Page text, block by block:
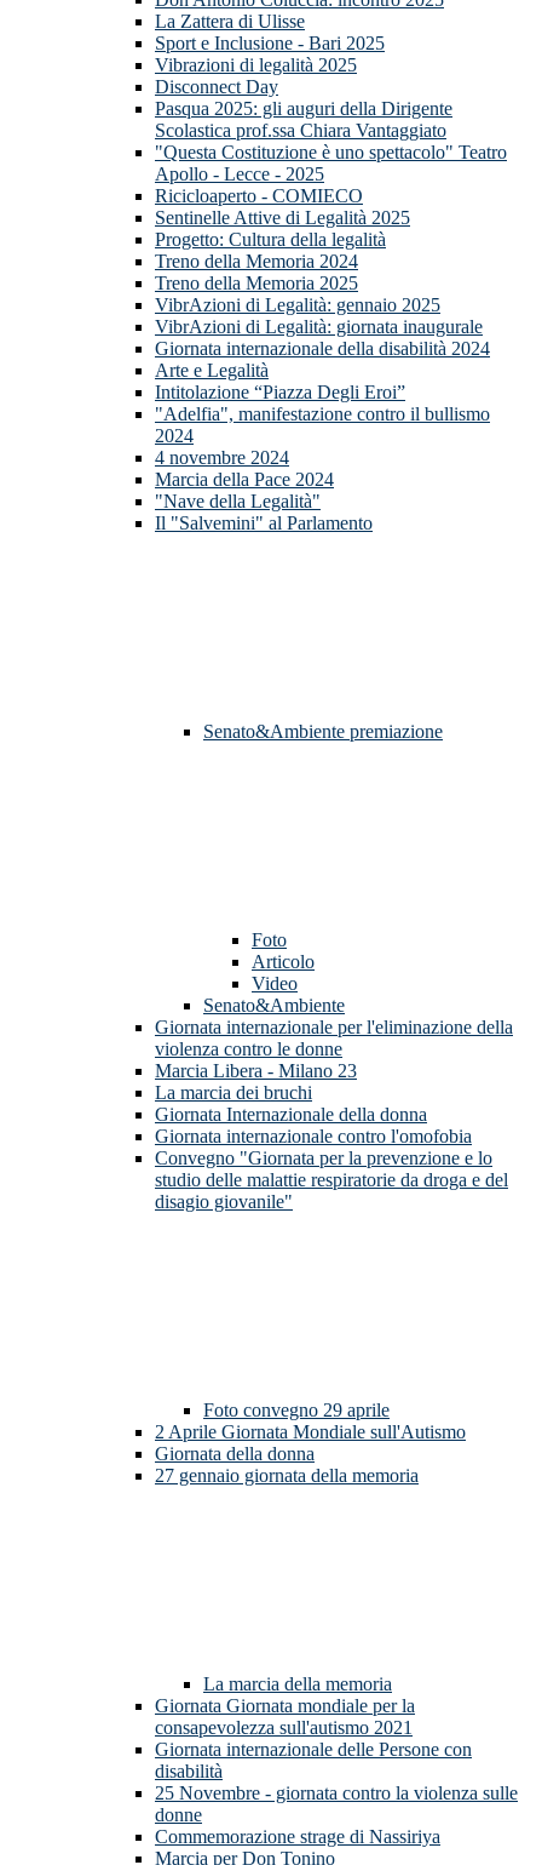
La Zattera di Ulisse
Sport e Inclusione - Bari 2025
Vibrazioni di legalità 2025
Disconnect Day
Pasqua 2025: gli auguri della Dirigente
Scolastica prof.ssa Chiara Vantaggiato
"Questa Costituzione è uno spettacolo" Teatro
Apollo - Lecce - 2025
Ricicloaperto - COMIECO
Sentinelle Attive di Legalità 2025
Progetto: Cultura della legalità
Treno della Memoria 2024
Treno della Memoria 2025
VibrAzioni di Legalità: gennaio 2025
VibrAzioni di Legalità: giornata inaugurale
Giornata internazionale della disabilità 2024
Arte e Legalità
Intitolazione “Piazza Degli Eroi”
"Adelfia", manifestazione contro il bullismo
2024
4 novembre 2024
Marcia della Pace 2024
"Nave della Legalità"
Il "Salvemini" al Parlamento
Senato&Ambiente premiazione
Foto
Articolo
Video
Senato&Ambiente
Giornata internazionale per l'eliminazione della
violenza contro le donne
Marcia Libera - Milano 23
La marcia dei bruchi
Giornata Internazionale della donna
Giornata internazionale contro l'omofobia
Convegno "Giornata per la prevenzione e lo
studio delle malattie respiratorie da droga e del
disagio giovanile"
Foto convegno 29 aprile
2 Aprile Giornata Mondiale sull'Autismo
Giornata della donna
27 gennaio giornata della memoria
La marcia della memoria
Giornata Giornata mondiale per la
consapevolezza sull'autismo 2021
Giornata internazionale delle Persone con
disabilità
25 Novembre - giornata contro la violenza sulle
donne
Commemorazione strage di Nassiriya
Marcia per Don Tonino